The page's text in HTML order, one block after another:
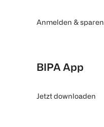
Anmelden & sparen
BIPA App
Jetzt downloaden